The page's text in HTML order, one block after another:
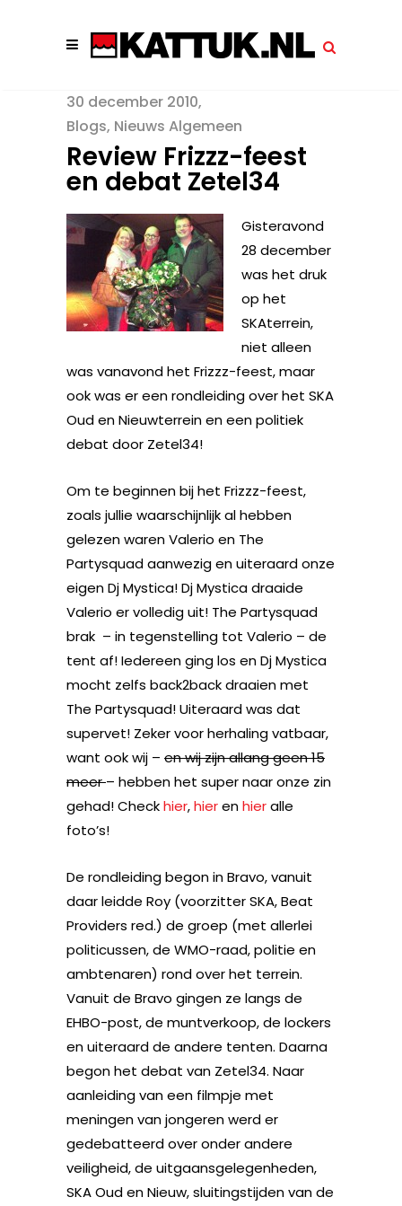
30 december 2010
Blogs, Nieuws Algemeen
Review Frizzz-feest
en debat Zetel34
Gisteravond
28 december
was het druk
op het
SKAterrein,
niet alleen
was vanavond het Frizzz-feest, maar
ook was er een rondleiding over het SKA
Oud en Nieuwterrein en een politiek
debat door Zetel34!
Om te beginnen bij het Frizzz-feest,
zoals jullie waarschijnlijk al hebben
gelezen waren Valerio en The
Partysquad aanwezig en uiteraard onze
eigen Dj Mystica! Dj Mystica draaide
Valerio er volledig uit! The Partysquad
brak – in tegenstelling tot Valerio – de
tent af! Iedereen ging los en Dj Mystica
mocht zelfs back2back draaien met
The Partysquad! Uiteraard was dat
supervet! Zeker voor herhaling vatbaar,
want ook wij – en wij zijn allang geen 15
meer– hebben het super naar onze zin
gehad! Checkhier,hierenhieralle
foto’s!
De rondleiding begon in Bravo, vanuit
daar leidde Roy (voorzitter SKA, Beat
Providers red.) de groep (met allerlei
politicussen, de WMO-raad, politie en
ambtenaren) rond over het terrein.
Vanuit de Bravo gingen ze langs de
EHBO-post, de muntverkoop, de lockers
en uiteraard de andere tenten. Daarna
begon het debat van Zetel34. Naar
aanleiding van een filmpje met
meningen van jongeren werd er
gedebatteerd over onder andere
veiligheid, de uitgaansgelegenheden,
SKA Oud en Nieuw, sluitingstijden van de